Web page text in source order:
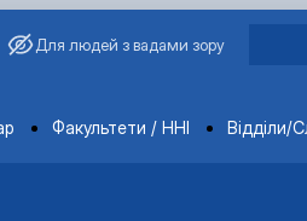
Для людей з вадами зору
Факультети / ННІ Відділи/